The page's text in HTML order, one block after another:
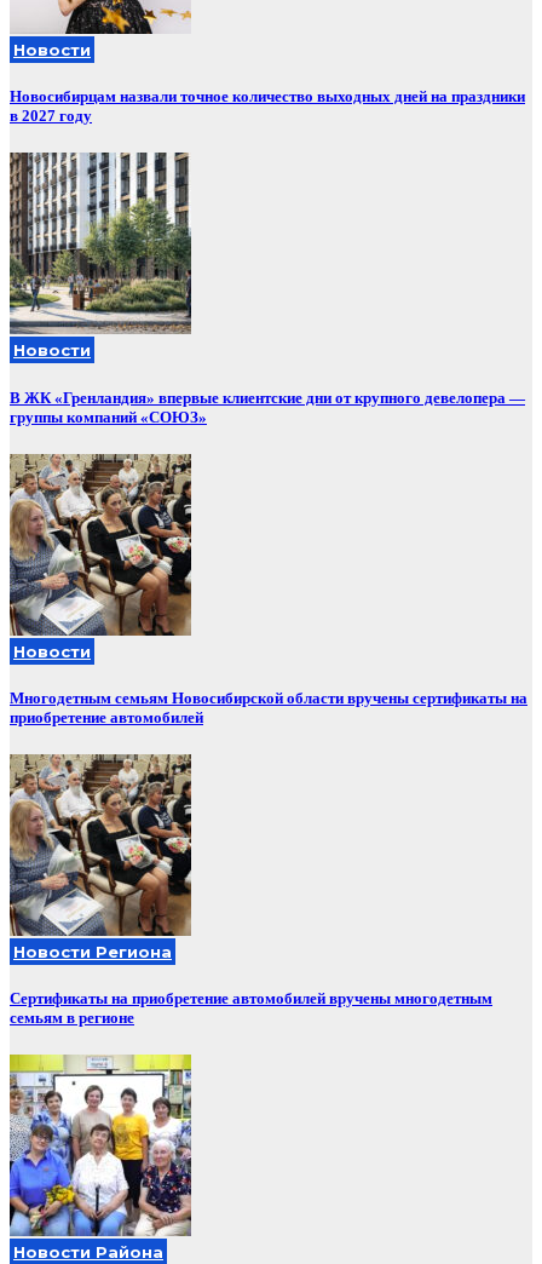
Новости
Новосибирцам назвали точное количество выходных дней на праздники
в 2027 году
Новости
В ЖК «Гренландия» впервые клиентские дни от крупного девелопера —
группы компаний «СОЮЗ»
Новости
Многодетным семьям Новосибирской области вручены сертификаты на
приобретение автомобилей
Новости Региона
Сертификаты на приобретение автомобилей вручены многодетным
семьям в регионе
Новости Района